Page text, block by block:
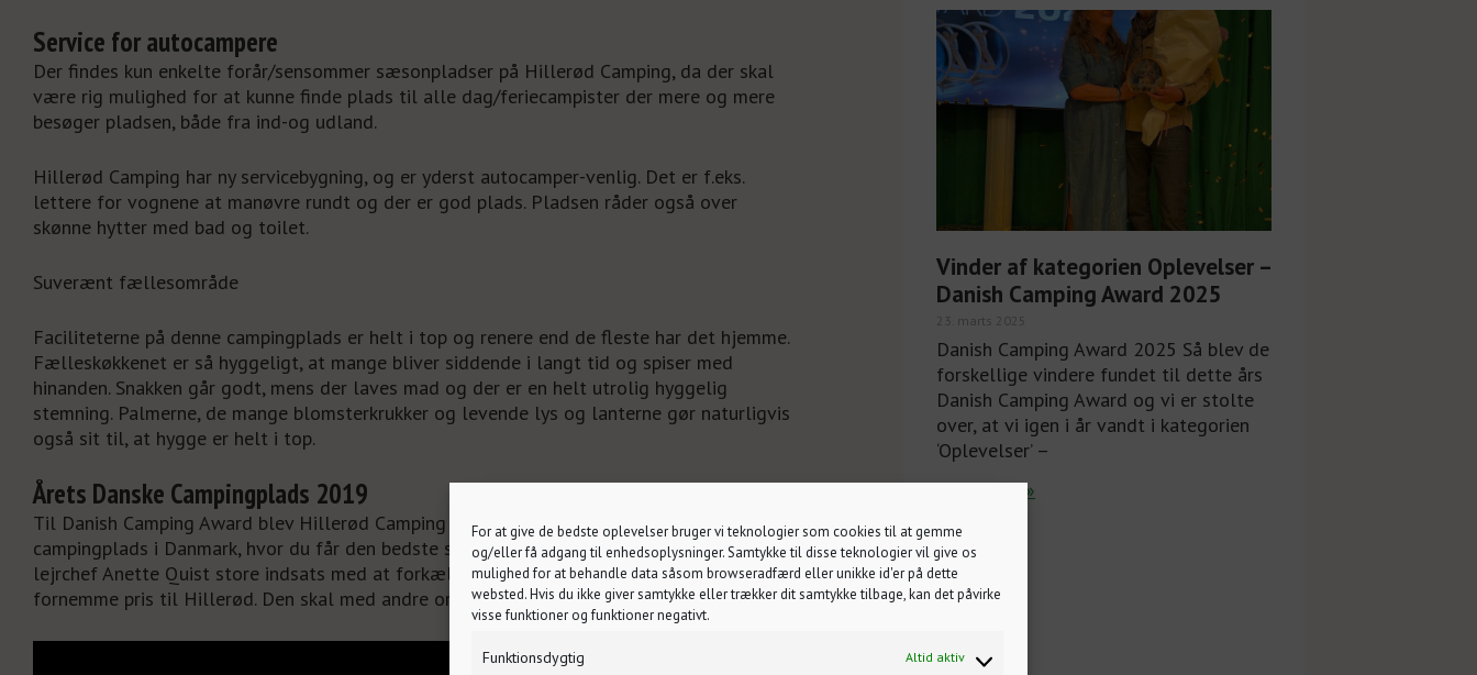
For at give de bedste oplevelser bruger vi teknologier som cookies til at gemme
og/eller få adgang til enhedsoplysninger. Samtykke til disse teknologier vil give os
mulighed for at behandle data såsom browseradfærd eller unikke id'er på dette
websted. Hvis du ikke giver samtykke eller trækker dit samtykke tilbage, kan det påvirke
visse funktioner og funktioner negativt.
Funktionsdygtig Altid aktiv
Service for autocampere
Der findes kun enkelte forår/sensommer sæsonpladser på Hillerød Camping, da der skal
være rig mulighed for at kunne finde plads til alle dag/feriecampister der mere og mere
besøger pladsen, både fra ind-og udland.
Hillerød Camping har ny servicebygning, og er yderst autocamper-venlig. Det er f.eks.
lettere for vognene at manøvre rundt og der er god plads. Pladsen råder også over
skønne hytter med bad og toilet.
Suverænt fællesområde
Faciliteterne på denne campingplads er helt i top og renere end de fleste har det hjemme.
Fælleskøkkenet er så hyggeligt, at mange bliver siddende i langt tid og spiser med
hinanden. Snakken går godt, mens der laves mad og der er en helt utrolig hyggelig
stemning. Palmerne, de mange blomsterkrukker og levende lys og lanterne gør naturligvis
også sit til, at hygge er helt i top.
Årets Danske Campingplads 2019
Til Danish Camping Award blev Hillerød Camping kåret til Årets 2019 for at være den
campingplads i Danmark, hvor du får den bedste service til prisen. Det er uden tvivl
lejrchef Anette Quist store indsats med at forkæle gæsterne, som har bragt den
fornemme pris til Hillerød. Den skal med andre ord opleves.
Vinder af kategorien Oplevelser –
Danish Camping Award 2025
23. marts 2025
Danish Camping Award 2025 Så blev de
forskellige vindere fundet til dette års
Danish Camping Award og vi er stolte
over, at vi igen i år vandt i kategorien
‘Oplevelser’ –
Læs mere »